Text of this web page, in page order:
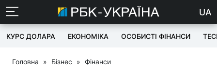
UA
КУРС ДОЛАРА ЕКОНОМІКА ОСОБИСТІ ФІНАНСИ
Головна » Бізнес » Фінанси